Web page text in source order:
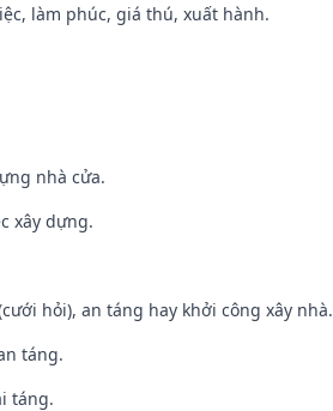
làm phúc, giá thú, xuất hành.
nhà cửa.
xây dựng.
hỏi), an táng hay khởi công xây nhà.
táng.
táng.